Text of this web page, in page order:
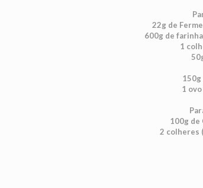
22g de
600g de
1
150g
1
100g de
2 colheres